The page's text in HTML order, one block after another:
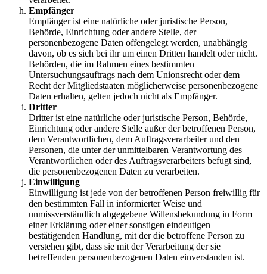
Empfänger
Empfänger ist eine natürliche oder juristische Person,
Behörde, Einrichtung oder andere Stelle, der
personenbezogene Daten offengelegt werden, unabhängig
davon, ob es sich bei ihr um einen Dritten handelt oder nicht.
Behörden, die im Rahmen eines bestimmten
Untersuchungsauftrags nach dem Unionsrecht oder dem
Recht der Mitgliedstaaten möglicherweise personenbezogene
Daten erhalten, gelten jedoch nicht als Empfänger.
Dritter
Dritter ist eine natürliche oder juristische Person, Behörde,
Einrichtung oder andere Stelle außer der betroffenen Person,
dem Verantwortlichen, dem Auftragsverarbeiter und den
Personen, die unter der unmittelbaren Verantwortung des
Verantwortlichen oder des Auftragsverarbeiters befugt sind,
die personenbezogenen Daten zu verarbeiten.
Einwilligung
Einwilligung ist jede von der betroffenen Person freiwillig für
den bestimmten Fall in informierter Weise und
unmissverständlich abgegebene Willensbekundung in Form
einer Erklärung oder einer sonstigen eindeutigen
bestätigenden Handlung, mit der die betroffene Person zu
verstehen gibt, dass sie mit der Verarbeitung der sie
betreffenden personenbezogenen Daten einverstanden ist.